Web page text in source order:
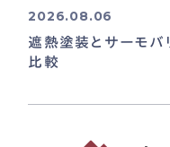
2026.08.06
遮熱塗装とサーモバ
比較